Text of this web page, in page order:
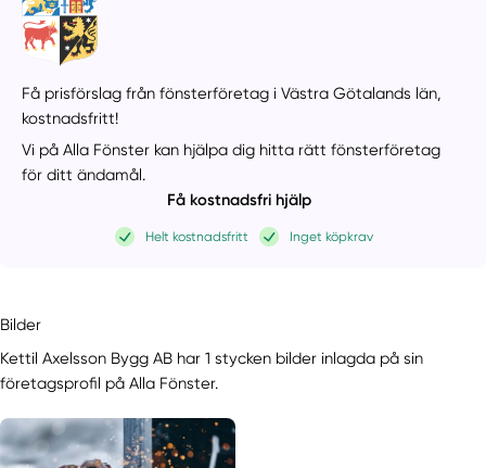
Få prisförslag från fönsterföretag i Västra Götalands län,
kostnadsfritt!
Vi på Alla Fönster kan hjälpa dig hitta rätt fönsterföretag
för ditt ändamål.
Få kostnadsfri hjälp
Helt kostnadsfritt Inget köpkrav
Bilder
Kettil Axelsson Bygg AB har 1 stycken bilder inlagda på sin
företagsprofil på Alla Fönster.